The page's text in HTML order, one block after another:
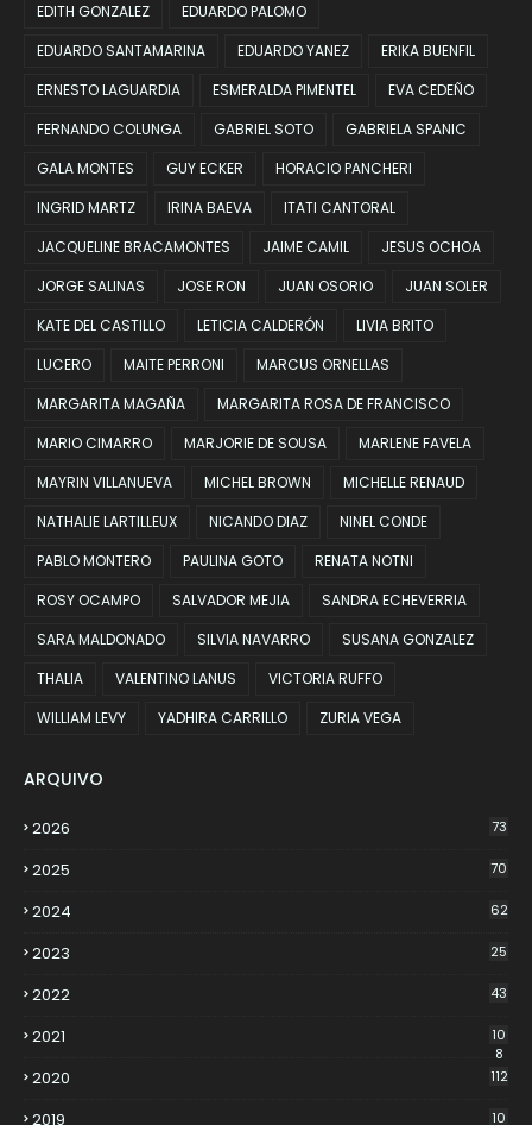
EDITH GONZALEZ
EDUARDO PALOMO
EDUARDO SANTAMARINA
EDUARDO YANEZ
ERIKA BUENFIL
ERNESTO LAGUARDIA
ESMERALDA PIMENTEL
EVA CEDEÑO
FERNANDO COLUNGA
GABRIEL SOTO
GABRIELA SPANIC
GALA MONTES
GUY ECKER
HORACIO PANCHERI
INGRID MARTZ
IRINA BAEVA
ITATI CANTORAL
JACQUELINE BRACAMONTES
JAIME CAMIL
JESUS OCHOA
JORGE SALINAS
JOSE RON JUAN OSORIO
JUAN SOLER
KATE DEL CASTILLO
LETICIA CALDERÓN
LIVIA BRITO
LUCERO
MAITE PERRONI
MARCUS ORNELLAS
MARGARITA MAGAÑA
MARGARITA ROSA DE FRANCISCO
MARIO CIMARRO
MARJORIE DE SOUSA
MARLENE FAVELA
MAYRIN VILLANUEVA
MICHEL BROWN
MICHELLE RENAUD
NATHALIE LARTILLEUX
NICANDO DIAZ
NINEL CONDE
PABLO MONTERO
PAULINA GOTO
RENATA NOTNI
ROSY OCAMPO
SALVADOR MEJIA
SANDRA ECHEVERRIA
SARA MALDONADO
SILVIA NAVARRO
SUSANA GONZALEZ
THALIA
VALENTINO LANUS
VICTORIA RUFFO
WILLIAM LEVY
YADHIRA CARRILLO ZURIA VEGA
ARQUIVO
2026 73
2025 70
2024 62
2023 25
2022 43
2021
10
8
2020 112
2019 10